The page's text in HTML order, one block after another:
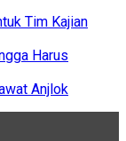
Tim Kajian
Harus
Anjlok